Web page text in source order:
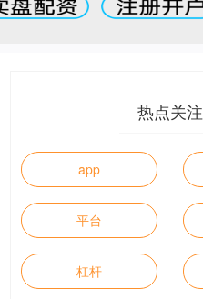
热点关注
app
平台
杠杆